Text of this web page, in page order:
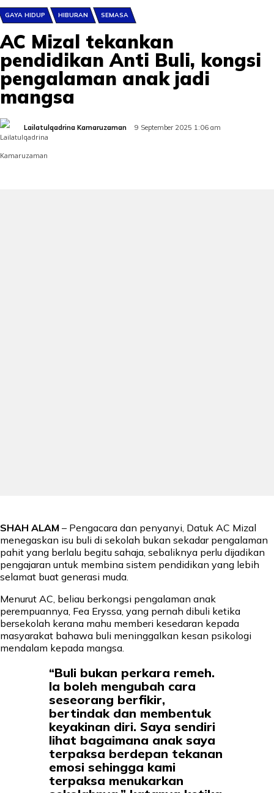
GAYA HIDUP HIBURAN SEMASA
AC Mizal tekankan
pendidikan Anti Buli, kongsi
pengalaman anak jadi
mangsa
Lailatulqadrina Kamaruzaman 9 September 2025 1:06 am
SHAH ALAM – Pengacara dan penyanyi, Datuk AC Mizal
menegaskan isu buli di sekolah bukan sekadar pengalaman
pahit yang berlalu begitu sahaja, sebaliknya perlu dijadikan
pengajaran untuk membina sistem pendidikan yang lebih
selamat buat generasi muda.
Menurut AC, beliau berkongsi pengalaman anak
perempuannya, Fea Eryssa, yang pernah dibuli ketika
bersekolah kerana mahu memberi kesedaran kepada
masyarakat bahawa buli meninggalkan kesan psikologi
mendalam kepada mangsa.
“Buli bukan perkara remeh.
Ia boleh mengubah cara
seseorang berfikir,
bertindak dan membentuk
keyakinan diri. Saya sendiri
lihat bagaimana anak saya
terpaksa berdepan tekanan
emosi sehingga kami
terpaksa menukarkan